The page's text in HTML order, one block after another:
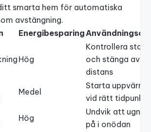
smarta hem för automatiska
avstängning.
Energibesparing
Hög
Kontrollera
och stänga av
distans
Medel
Starta
vid rätt tidpunkt
Hög
Undvik att
på i onödan